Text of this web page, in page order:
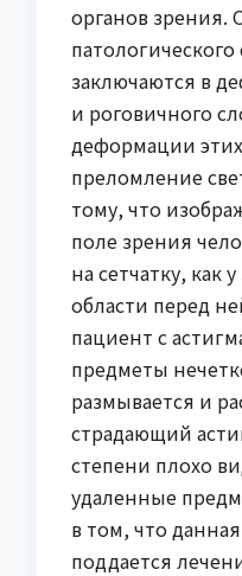
органов зрения.
заключаются в
и роговичного
деформации
преломление
тому, что
поле зрения
на сетчатку, как
области перед
пациент с
предметы
размывается и
страдающий
степени плохо
удаленные
в том, что
поддается